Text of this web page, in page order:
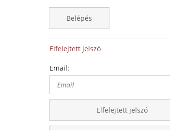
Belépés
Elfelejtett jelszó
Email:
Elfelejtett jelszó